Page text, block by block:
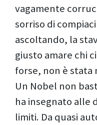
vagamente
sorriso di
ascoltando, la
giusto amare chi
forse, non è stata
Un Nobel non
ha insegnato alle
limiti. Da quasi